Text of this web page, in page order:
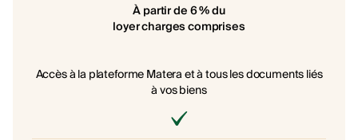
À partir de 6 % du
loyer charges comprises
Accès à la plateforme Matera et à tous les documents liés
à vos biens